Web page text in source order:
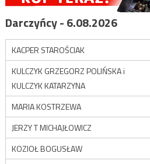
Darczyńcy - 6.08.2026
KACPER STAROŚCIAK
KULCZYK GRZEGORZ POLIŃSKA i
KULCZYK KATARZYNA
MARIA KOSTRZEWA
JERZY T MICHAJŁOWICZ
KOZIOŁ BOGUSŁAW